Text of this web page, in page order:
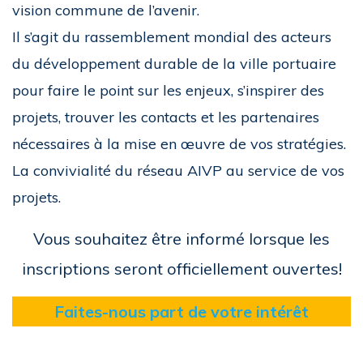
vision commune de l’avenir.
Il s’agit du rassemblement mondial des acteurs
du développement durable de la ville portuaire
pour faire le point sur les enjeux, s’inspirer des
projets, trouver les contacts et les partenaires
nécessaires à la mise en œuvre de vos stratégies.
La convivialité du réseau AIVP au service de vos
projets.
Vous souhaitez être informé lorsque les
inscriptions seront officiellement ouvertes!
Faites-nous part de votre intérêt